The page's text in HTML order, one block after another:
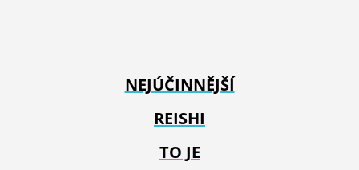
NEJÚČINNĚJŠÍ
REISHI
TO JE